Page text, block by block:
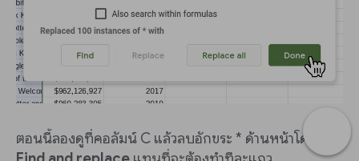
ตอนนี้ลองดูที่คอลัมน์ C แล้วลบอักขระ * ด้านหน้าโดยใช้